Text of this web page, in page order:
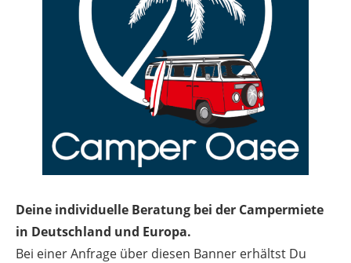
Deine individuelle Beratung bei der Campermiete
in Deutschland und Europa.
Bei einer Anfrage über diesen Banner erhältst Du